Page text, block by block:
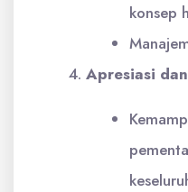
konsep
Apresiasi